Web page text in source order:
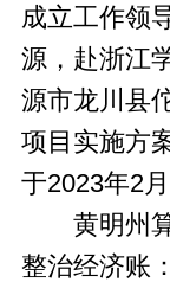
成立工作领
源，赴浙江
源市龙川县
项目实施方
于2023年2
黄明州算
整治经济账：